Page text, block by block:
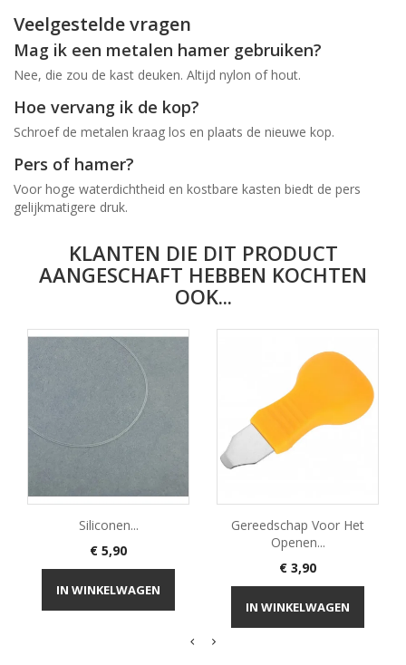
Veelgestelde vragen
Mag ik een metalen hamer gebruiken?
Nee, die zou de kast deuken. Altijd nylon of hout.
Hoe vervang ik de kop?
Schroef de metalen kraag los en plaats de nieuwe kop.
Pers of hamer?
Voor hoge waterdichtheid en kostbare kasten biedt de pers
gelijkmatigere druk.
KLANTEN DIE DIT PRODUCT
AANGESCHAFT HEBBEN KOCHTEN
OOK...
Siliconen...
Prijs
€ 5,90
IN WINKELWAGEN
Gereedschap Voor Het
Openen...
Prijs
€ 3,90
IN WINKELWAGEN